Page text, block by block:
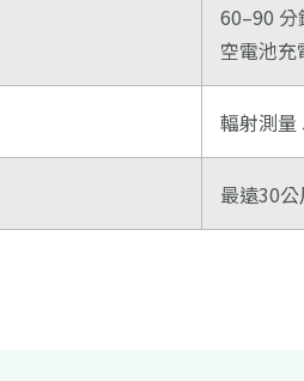
60–90 分
空電池充
輻射測量
最遠30